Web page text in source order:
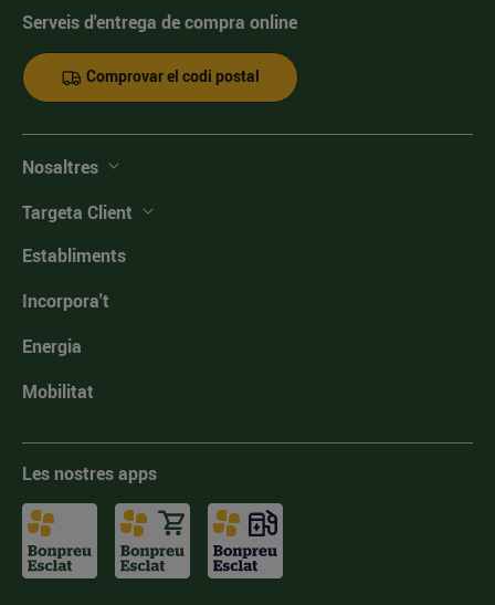
Serveis d'entrega de compra online
Comprovar el codi postal
Nosaltres
Targeta Client
Establiments
Incorpora't
Energia
Mobilitat
Les nostres apps